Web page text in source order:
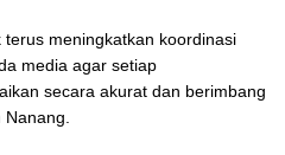
meningkatkan koordinasi
media agar setiap
secara akurat dan berimbang